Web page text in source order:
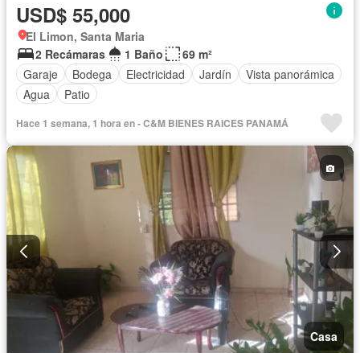
USD$ 55,000
El Limon, Santa Maria
2 Recámaras
1 Baño
69 m²
Garaje
Bodega Electricidad Jardín
Vista panorámica
Agua
Patio
Hace 1 semana, 1 hora en - C&M BIENES RAICES PANAMÁ
Casa